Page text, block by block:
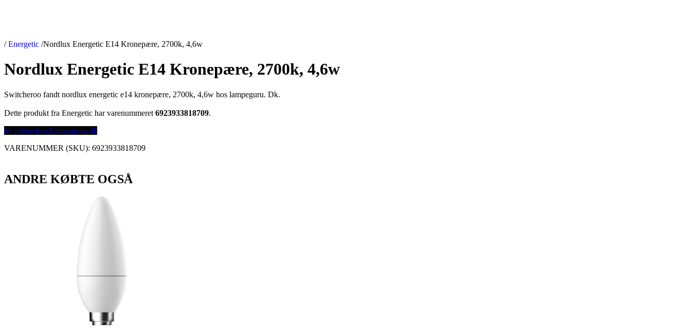
/ Energetic /Nordlux Energetic E14 Kronepære, 2700k, 4,6w
Nordlux Energetic E14 Kronepære, 2700k, 4,6w
Switcheroo fandt nordlux energetic e14 kronepære, 2700k, 4,6w hos lampeguru. Dk.
Dette produkt fra Energetic har varenummeret 6923933818709.
Se prisen hos Lampeguru.dk
VARENUMMER (SKU): 6923933818709
ANDRE KØBTE OGSÅ